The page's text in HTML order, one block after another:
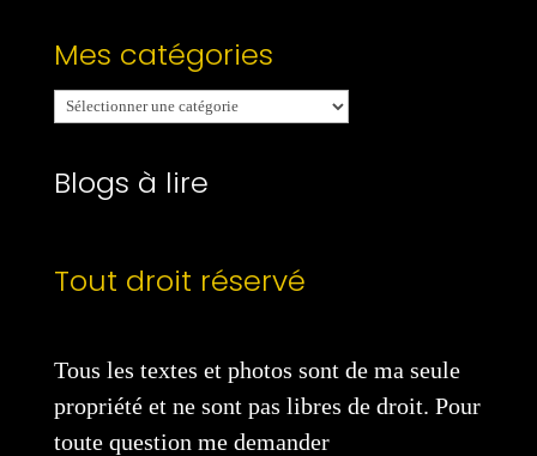
Mes catégories
Mes
catégories
Blogs à lire
Tout droit réservé
Tous les textes et photos sont de ma seule
propriété et ne sont pas libres de droit. Pour
toute question me demander